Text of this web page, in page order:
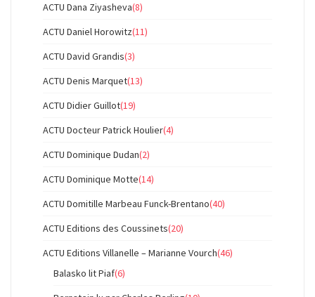
ACTU Dana Ziyasheva(8)
ACTU Daniel Horowitz(11)
ACTU David Grandis(3)
ACTU Denis Marquet(13)
ACTU Didier Guillot(19)
ACTU Docteur Patrick Houlier(4)
ACTU Dominique Dudan(2)
ACTU Dominique Motte(14)
ACTU Domitille Marbeau Funck-Brentano(40)
ACTU Editions des Coussinets(20)
ACTU Editions Villanelle – Marianne Vourch(46)
Balasko lit Piaf(6)